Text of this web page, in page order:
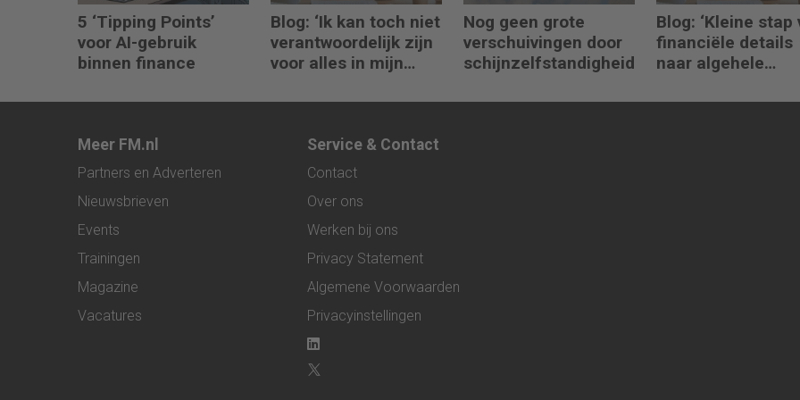
5 ‘Tipping Points’
voor AI-gebruik
binnen finance
Blog: ‘Ik kan toch niet
verantwoordelijk zijn
voor alles in mijn
Nog geen grote
verschuivingen door
schijnzelfstandigheid
Blog: ‘Kleine stap
financiële details
naar algehele
Meer FM.nl
Partners en Adverteren
Nieuwsbrieven
Events
Trainingen
Magazine
Vacatures
Service & Contact
Contact
Over ons
Werken bij ons
Privacy Statement
Algemene Voorwaarden
Privacyinstellingen